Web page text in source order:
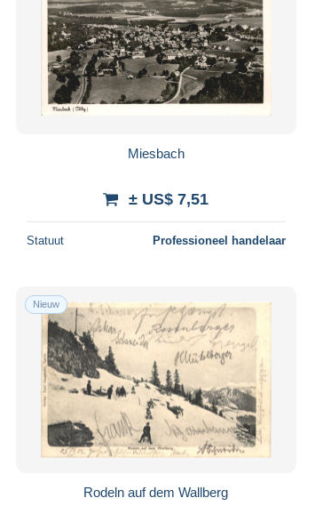
Miesbach
± US$ 7,51
Statuut Professioneel handelaar
Nieuw
Rodeln auf dem Wallberg